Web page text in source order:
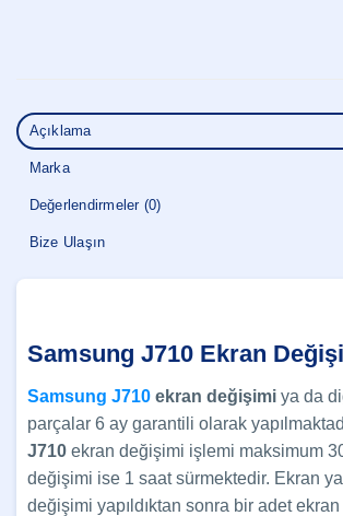
Açıklama
Marka
Değerlendirmeler (0)
Bize Ulaşın
Samsung J710 Ekran
Samsung J710 ekran değişimi ya da
parçalar 6 ay garantili olarak
J710 ekran değişimi işlemi maksimum
değişimi ise 1 saat sürmektedir. Ekran
değişimi yapıldıktan sonra bir adet